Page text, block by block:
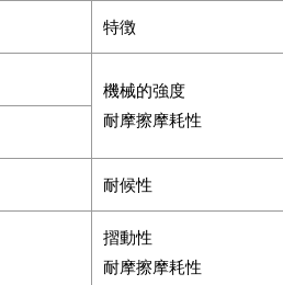
特徴
機械的強度
耐摩擦摩耗性
耐候性
摺動性
耐摩擦摩耗性